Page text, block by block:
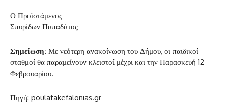
Ο Προϊστάμενος
Σπυρίδων Παπαδάτος
Σημείωση: Με νεότερη ανακοίνωση του Δήμου, οι παιδικοί
σταθμοί θα παραμείνουν κλειστοί μέχρι και την Παρασκευή 12
Φεβρουαρίου.
Πηγή: poulatakefalonias.gr